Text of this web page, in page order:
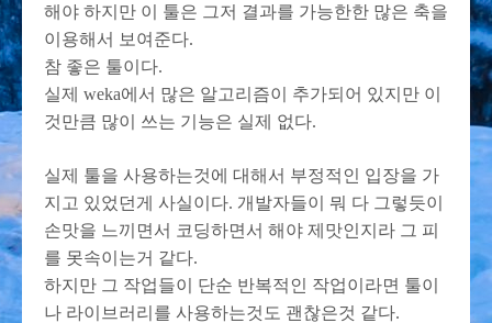
해야 하지만 이 툴은 그저 결과를 가능한한 많은 축을
이용해서 보여준다.
참 좋은 툴이다.
실제 weka에서 많은 알고리즘이 추가되어 있지만 이
것만큼 많이 쓰는 기능은 실제 없다.
실제 툴을 사용하는것에 대해서 부정적인 입장을 가
지고 있었던게 사실이다. 개발자들이 뭐 다 그렇듯이
손맛을 느끼면서 코딩하면서 해야 제맛인지라 그 피
를 못속이는거 같다.
하지만 그 작업들이 단순 반복적인 작업이라면 툴이
나 라이브러리를 사용하는것도 괜찮은것 같다.